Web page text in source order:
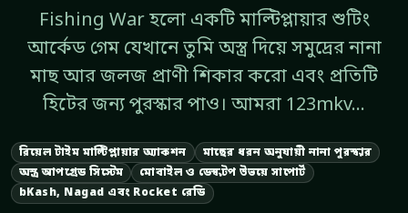
Fishing War হলো একটি মাল্টিপ্লায়ার শুটিং
আর্কেড গেম যেখানে তুমি অস্ত্র দিয়ে সমুদ্রের নানা
মাছ আর জলজ প্রাণী শিকার করো এবং প্রতিটি
হিটের জন্য পুরস্কার পাও। আমরা 123mkv...
রিয়েল টাইম মাল্টিপ্লায়ার অ্যাকশন
মাছের ধরন অনুযায়ী নানা পুরস্কার
অস্ত্র আপগ্রেড সিস্টেম
মোবাইল ও ডেস্কটপ উভয়ে সাপোর্ট
bKash, Nagad এবং Rocket রেডি